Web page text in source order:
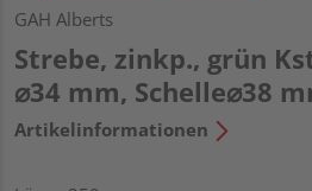
GAH Alberts
Strebe, zinkp., grün
⌀34 mm, Schelle⌀38
Artikelinformationen